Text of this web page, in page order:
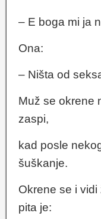
– E boga mi ja
Ona:
– Ništa od
Muž se okrene
zaspi,
kad posle
šuškanje.
Okrene se i
pita je: